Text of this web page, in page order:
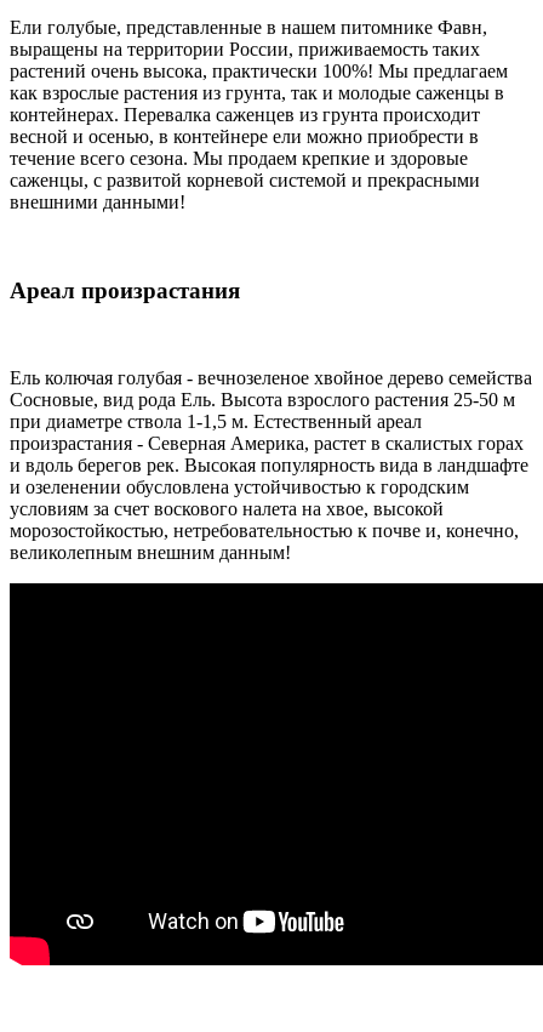
Ели голубые, представленные в нашем питомнике Фавн,
выращены на территории России, приживаемость таких
растений очень высока, практически 100%! Мы предлагаем
как взрослые растения из грунта, так и молодые саженцы в
контейнерах. Перевалка саженцев из грунта происходит
весной и осенью, в контейнере ели можно приобрести в
течение всего сезона. Мы продаем крепкие и здоровые
саженцы, с развитой корневой системой и прекрасными
внешними данными!
Ареал произрастания
Ель колючая голубая - вечнозеленое хвойное дерево семейства
Сосновые, вид рода Ель. Высота взрослого растения 25-50 м
при диаметре ствола 1-1,5 м. Естественный ареал
произрастания - Северная Америка, растет в скалистых горах
и вдоль берегов рек. Высокая популярность вида в ландшафте
и озеленении обусловлена устойчивостью к городским
условиям за счет воскового налета на хвое, высокой
морозостойкостью, нетребовательностью к почве и, конечно,
великолепным внешним данным!